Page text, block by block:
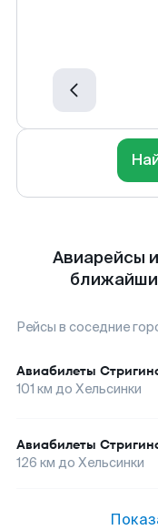
Авиарейсы
Рейсы в соседние
Авиабилеты
101 км до Хельсинки
Авиабилеты
126 км до Хельсинки